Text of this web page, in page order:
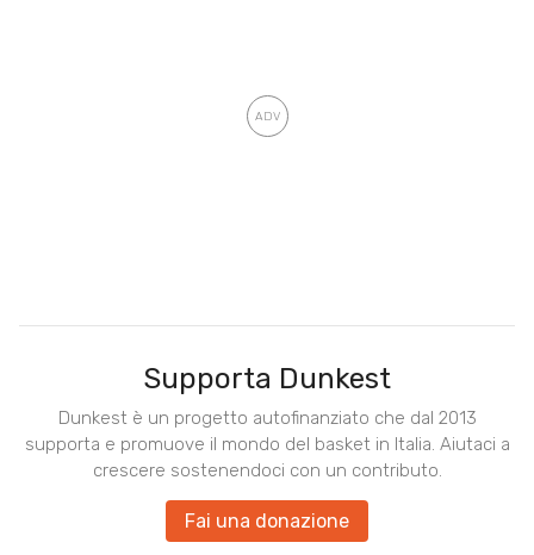
Supporta Dunkest
Dunkest è un progetto autofinanziato che dal 2013
supporta e promuove il mondo del basket in Italia. Aiutaci a
crescere sostenendoci con un contributo.
Fai una donazione